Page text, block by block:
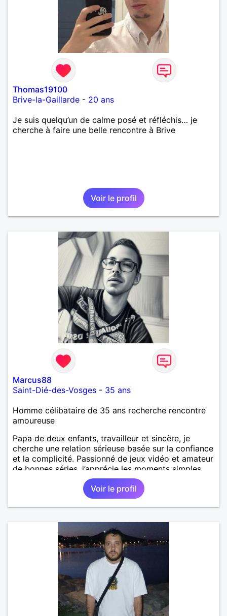
Thomas19100
Brive-la-Gaillarde - 20 ans
Je suis quelqu’un de calme posé et réfléchis… je
cherche à faire une belle rencontre à Brive
Voir le profil
Marcus88
Saint-Dié-des-Vosges - 35 ans
Homme célibataire de 35 ans recherche rencontre
amoureuse
Papa de deux enfants, travailleur et sincère, je
cherche une relation sérieuse basée sur la confiance
et la complicité. Passionné de jeux vidéo et amateur
de bonnes séries, j’apprécie les moments simples,
les discussions sans prise de tête et les personnes
authentiques. Au plaisir de faire connaissance.
Voir le profil